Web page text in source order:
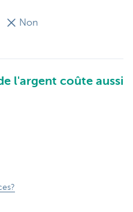
Non
l'argent coûte aussi